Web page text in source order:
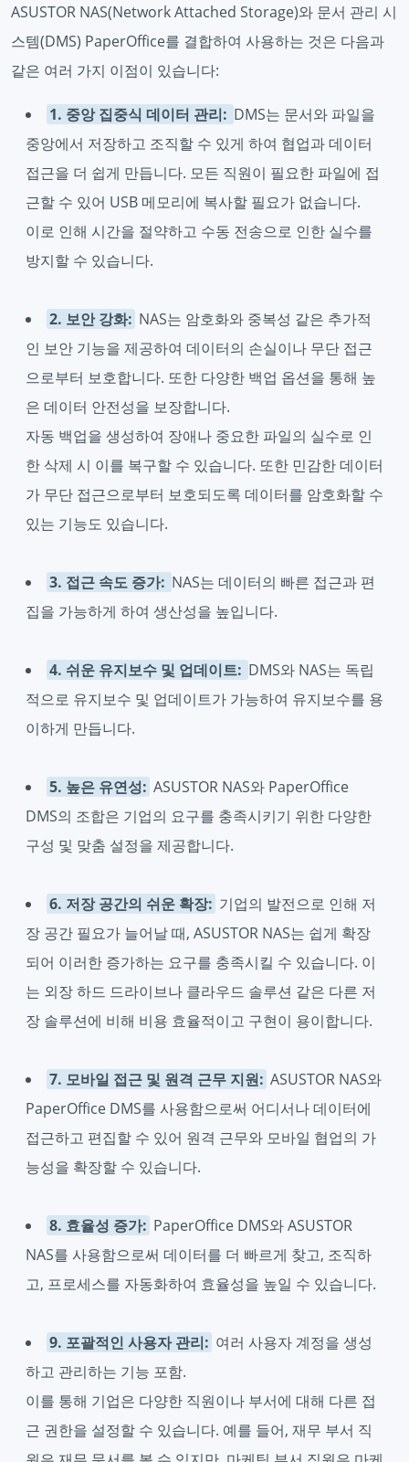
ASUSTOR NAS(Network Attached Storage)와 문서 관리 시
스템(DMS) PaperOffice를 결합하여 사용하는 것은 다음과
같은 여러 가지 이점이 있습니다:
1. 중앙 집중식 데이터 관리: DMS는 문서와 파일을
중앙에서 저장하고 조직할 수 있게 하여 협업과 데이터
접근을 더 쉽게 만듭니다. 모든 직원이 필요한 파일에 접
근할 수 있어 USB 메모리에 복사할 필요가 없습니다.
이로 인해 시간을 절약하고 수동 전송으로 인한 실수를
방지할 수 있습니다.
2. 보안 강화: NAS는 암호화와 중복성 같은 추가적
인 보안 기능을 제공하여 데이터의 손실이나 무단 접근
으로부터 보호합니다. 또한 다양한 백업 옵션을 통해 높
은 데이터 안전성을 보장합니다.
자동 백업을 생성하여 장애나 중요한 파일의 실수로 인
한 삭제 시 이를 복구할 수 있습니다. 또한 민감한 데이터
가 무단 접근으로부터 보호되도록 데이터를 암호화할 수
있는 기능도 있습니다.
3. 접근 속도 증가: NAS는 데이터의 빠른 접근과 편
집을 가능하게 하여 생산성을 높입니다.
4. 쉬운 유지보수 및 업데이트: DMS와 NAS는 독립
적으로 유지보수 및 업데이트가 가능하여 유지보수를 용
이하게 만듭니다.
5. 높은 유연성: ASUSTOR NAS와 PaperOffice
DMS의 조합은 기업의 요구를 충족시키기 위한 다양한
구성 및 맞춤 설정을 제공합니다.
6. 저장 공간의 쉬운 확장: 기업의 발전으로 인해 저
장 공간 필요가 늘어날 때, ASUSTOR NAS는 쉽게 확장
되어 이러한 증가하는 요구를 충족시킬 수 있습니다. 이
는 외장 하드 드라이브나 클라우드 솔루션 같은 다른 저
장 솔루션에 비해 비용 효율적이고 구현이 용이합니다.
7. 모바일 접근 및 원격 근무 지원: ASUSTOR NAS와
PaperOffice DMS를 사용함으로써 어디서나 데이터에
접근하고 편집할 수 있어 원격 근무와 모바일 협업의 가
능성을 확장할 수 있습니다.
8. 효율성 증가: PaperOffice DMS와 ASUSTOR
NAS를 사용함으로써 데이터를 더 빠르게 찾고, 조직하
고, 프로세스를 자동화하여 효율성을 높일 수 있습니다.
9. 포괄적인 사용자 관리: 여러 사용자 계정을 생성
하고 관리하는 기능 포함.
이를 통해 기업은 다양한 직원이나 부서에 대해 다른 접
근 권한을 설정할 수 있습니다. 예를 들어, 재무 부서 직